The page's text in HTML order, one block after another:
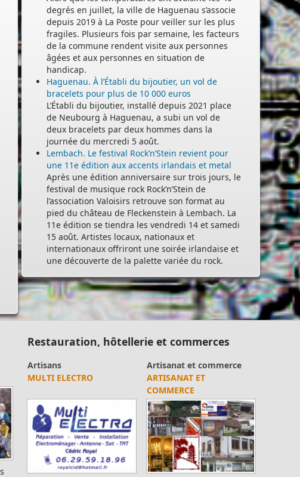
degrés en juillet, la ville de Haguenau s’associe
depuis 2019 à La Poste pour veiller sur les plus
fragiles. Plusieurs fois par semaine, les facteurs
de la commune rendent visite aux personnes
âgées et aux personnes en situation de
handicap.
Haguenau. À l’Établi du bijoutier, un vol de
bracelets pour plus de 10 000 euros
L’Établi du bijoutier, installé depuis 2021 place
de Neubourg à Haguenau, a subi un vol de
deux bracelets par deux hommes dans la
journée du mercredi 5 août.
Lembach. Le festival Rock’n’Stein revient pour
une 11e édition aux accents irlandais et metal
Après une édition anniversaire sur trois jours, le
festival de musique rock Rock’n’Stein de
l’association Valoisirs retrouve son format au
pied du château de Fleckenstein à Lembach. La
11e édition se tiendra les vendredi 14 et samedi
15 août. Artistes locaux, nationaux et
internationaux offriront une soirée irlandaise et
une découverte de la palette variée du rock.
Restauration, hôtellerie et commerces
Alimentation
THAI WOK PARTIE
THAÏ WOK PARTIE
Produits du terroir /
produits artisanaux
LIMMACHER